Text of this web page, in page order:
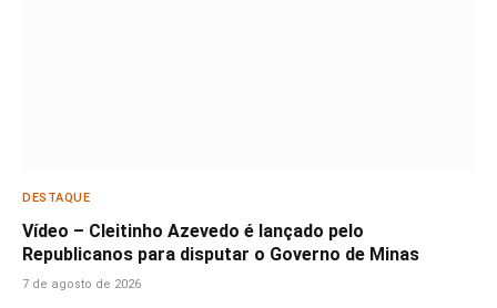
DESTAQUE
Vídeo – Cleitinho Azevedo é lançado pelo
Republicanos para disputar o Governo de Minas
7 de agosto de 2026